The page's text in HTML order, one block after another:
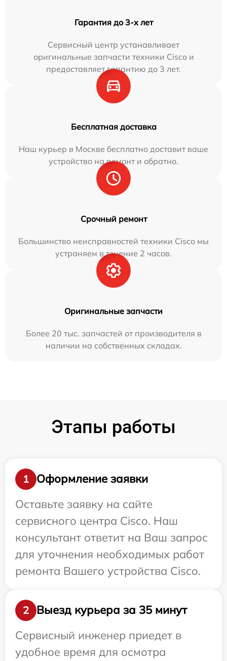
Гарантия до 3-х лет
Сервисный центр устанавливает
оригинальные запчасти техники Cisco и
предоставляет гарантию до 3 лет.
Бесплатная доставка
Наш курьер в Москве бесплатно доставит ваше
устройство на ремонт и обратно.
Срочный ремонт
Большинство неисправностей техники Cisco мы
устраняем в течение 2 часов.
Оригинальные запчасти
Более 20 тыс. запчастей от производителя в
наличии на собственных складах.
Этапы работы
1
Оформление заявки
Оставьте заявку на сайте
сервисного центра Cisco. Наш
консультант ответит на Ваш запрос
для уточнения необходимых работ
ремонта Вашего устройства Cisco.
2
Выезд курьера за 35 минут
Сервисный инженер приедет в
удобное время для осмотра